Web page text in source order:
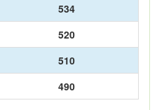
534
520
510
490